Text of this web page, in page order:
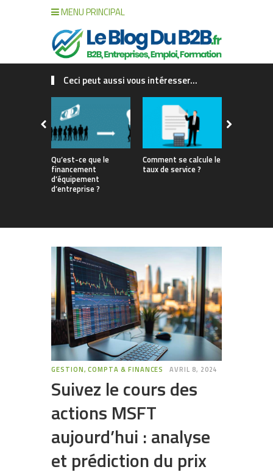
MENU PRINCIPAL
Ceci peut aussi vous intéresser...
Qu’est-ce que le
financement
d’équipement
d’entreprise ?
Comment se calcule le
taux de service ?
GESTION, COMPTA & FINANCES AVRIL 8, 2024
Suivez le cours des
actions MSFT
aujourd’hui : analyse
et prédiction du prix